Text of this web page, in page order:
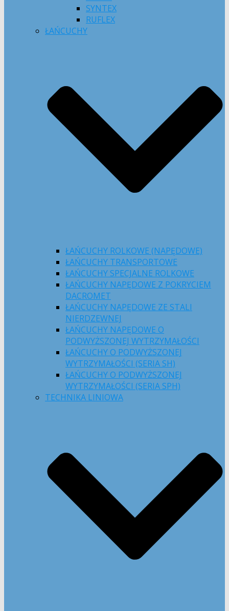
SYNTEX
RUFLEX
ŁAŃCUCHY
ŁAŃCUCHY ROLKOWE (NAPĘDOWE)
ŁAŃCUCHY TRANSPORTOWE
ŁAŃCUCHY SPECJALNE ROLKOWE
ŁAŃCUCHY NAPĘDOWE Z POKRYCIEM
DACROMET
ŁAŃCUCHY NAPĘDOWE ZE STALI
NIERDZEWNEJ
ŁAŃCUCHY NAPĘDOWE O
PODWYŻSZONEJ WYTRZYMAŁOŚCI
ŁAŃCUCHY O PODWYŻSZONEJ
WYTRZYMAŁOŚCI (SERIA SH)
ŁAŃCUCHY O PODWYŻSZONEJ
WYTRZYMAŁOŚCI (SERIA SPH)
TECHNIKA LINIOWA